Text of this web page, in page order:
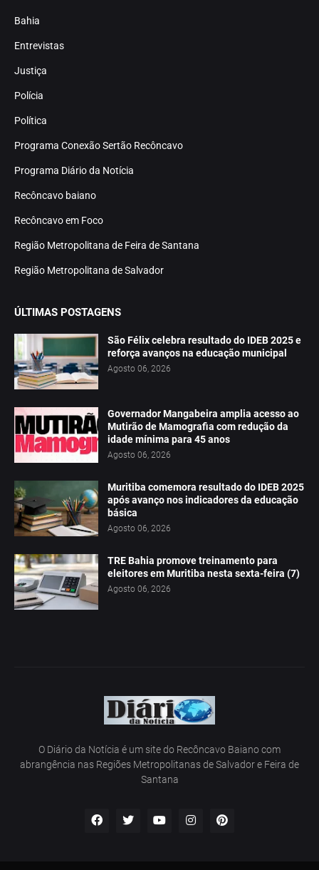
Bahia
Entrevistas
Justiça
Polícia
Política
Programa Conexão Sertão Recôncavo
Programa Diário da Notícia
Recôncavo baiano
Recôncavo em Foco
Região Metropolitana de Feira de Santana
Região Metropolitana de Salvador
ÚLTIMAS POSTAGENS
São Félix celebra resultado do IDEB 2025 e
reforça avanços na educação municipal
Agosto 06, 2026
Governador Mangabeira amplia acesso ao
Mutirão de Mamografia com redução da
idade mínima para 45 anos
Agosto 06, 2026
Muritiba comemora resultado do IDEB 2025
após avanço nos indicadores da educação
básica
Agosto 06, 2026
TRE Bahia promove treinamento para
eleitores em Muritiba nesta sexta-feira (7)
Agosto 06, 2026
O Diário da Notícia é um site do Recôncavo Baiano com
abrangência nas Regiões Metropolitanas de Salvador e Feira de
Santana